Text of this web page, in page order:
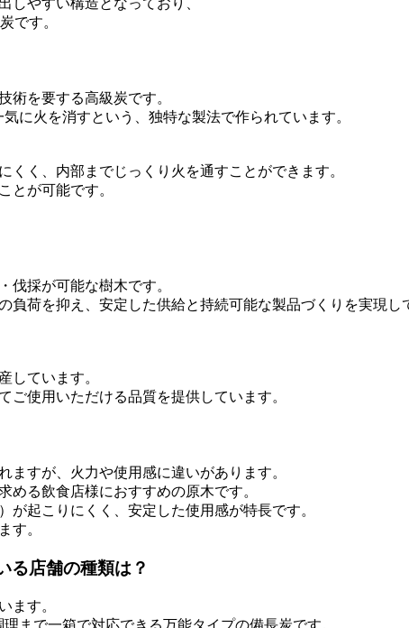
です。
術を要する高級炭です。
に火を消すという、独特な製法で作られています。
く、内部までじっくり火を通すことができます。
とが可能です。
伐採が可能な樹木です。
荷を抑え、安定した供給と持続可能な製品づくりを実現し
しています。
ご使用いただける品質を提供しています。
すが、火力や使用感に違いがあります。
る飲食店様におすすめの原木です。
起こりにくく、安定した使用感が特長です。
す。
る店舗の種類は？
ます。
まで一箱で対応できる万能タイプの備長炭です。